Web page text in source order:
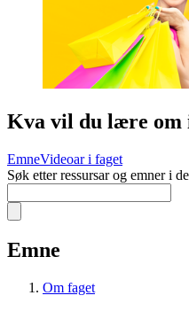
Kva vil du lære om
EmneVideoar i faget
Søk etter ressursar og emner i
Emne
Om faget